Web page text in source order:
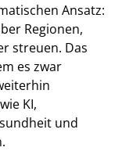
Ansatz:
Regionen,
streuen. Das
es zwar
KI,
und